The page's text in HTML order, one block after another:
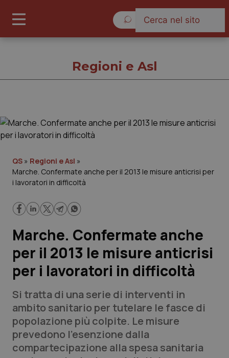
Governo e Parlamento
Regioni e Asl
Lavoro e Professioni
Scienza e Farmaci
Studi e Analisi
Lettere al direttore
Edizioni Regionali
Regioni e Asl
QS » Regioni e Asl »
Marche. Confermate anche per il 2013 le misure anticrisi per
i lavoratori in difficoltà
Marche. Confermate anche
per il 2013 le misure anticrisi
per i lavoratori in difficoltà
Si tratta di una serie di interventi in
ambito sanitario per tutelare le fasce di
popolazione più colpite. Le misure
prevedono l’esenzione dalla
compartecipazione alla spesa sanitaria